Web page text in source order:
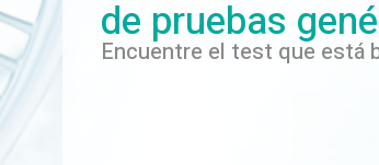
de pruebas
Encuentre el test que está